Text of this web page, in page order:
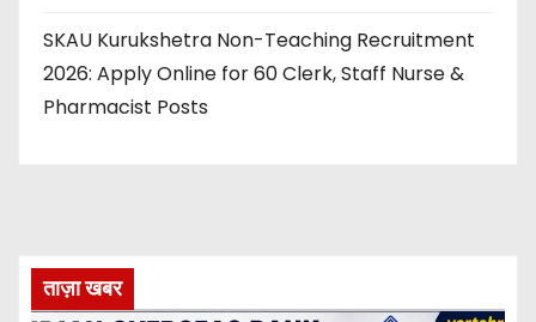
SKAU Kurukshetra Non-Teaching Recruitment
2026: Apply Online for 60 Clerk, Staff Nurse &
Pharmacist Posts
ताज़ा खबर